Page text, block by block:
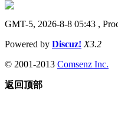
GMT-5, 2026-8-8 05:43 ,
Powered by Discuz! X3.2
© 2001-2013 Comsenz Inc.
返回顶部